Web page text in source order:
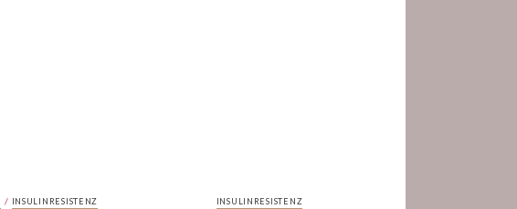
/ INSULINRESISTENZ INSULINRESISTENZ